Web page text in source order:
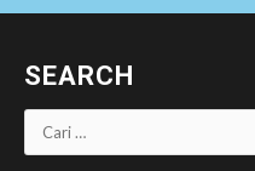
SEARCH
Cari
untuk: